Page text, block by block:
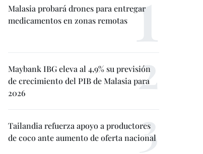
Malasia probará drones para entregar
medicamentos en zonas remotas
Maybank IBG eleva al 4,9% su previsión
de crecimiento del PIB de Malasia para
2026
Tailandia refuerza apoyo a productores
de coco ante aumento de oferta nacional